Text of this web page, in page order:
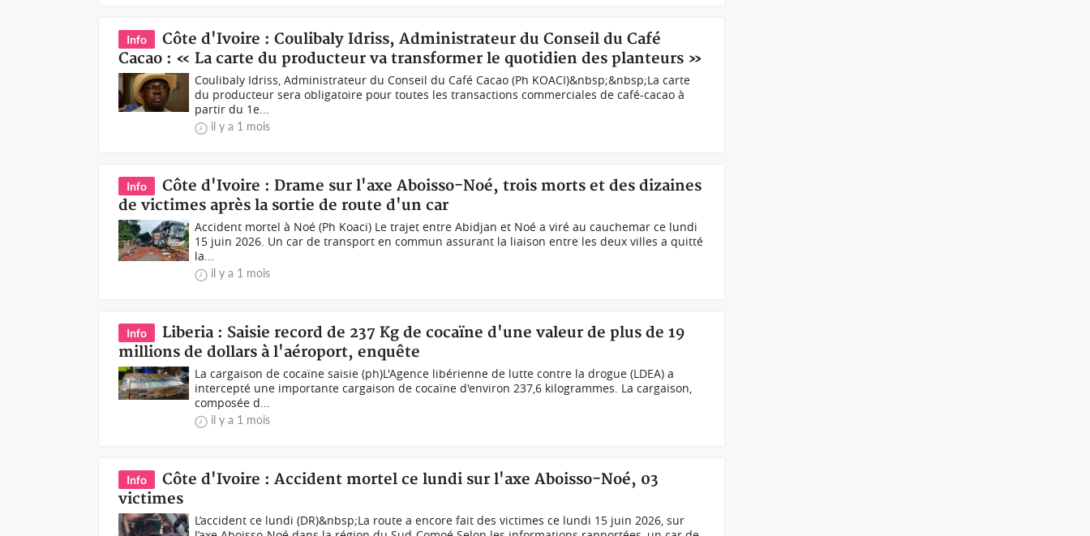
Info
Côte d'Ivoire : Coulibaly Idriss, Administrateur du Conseil du Café
Cacao : « La carte du producteur va transformer le quotidien des planteurs »
Coulibaly Idriss, Administrateur du Conseil du Café Cacao (Ph KOACI)&nbsp;&nbsp;La carte
du producteur sera obligatoire pour toutes les transactions commerciales de café-cacao à
partir du 1e...
il y a 1 mois
Info
Côte d'Ivoire : Drame sur l'axe Aboisso-Noé, trois morts et des dizaines
de victimes après la sortie de route d'un car
Accident mortel à Noé (Ph Koaci) Le trajet entre Abidjan et Noé a viré au cauchemar ce lundi
15 juin 2026. Un car de transport en commun assurant la liaison entre les deux villes a quitté
la...
il y a 1 mois
Info
Liberia : Saisie record de 237 Kg de cocaïne d'une valeur de plus de 19
millions de dollars à l'aéroport, enquête
La cargaison de cocaïne saisie (ph)L'Agence libérienne de lutte contre la drogue (LDEA) a
intercepté une importante cargaison de cocaïne d'environ 237,6 kilogrammes. La cargaison,
composée d...
il y a 1 mois
Info
Côte d'Ivoire : Accident mortel ce lundi sur l'axe Aboisso-Noé, 03
victimes
L’accident ce lundi (DR)&nbsp;La route a encore fait des victimes ce lundi 15 juin 2026, sur